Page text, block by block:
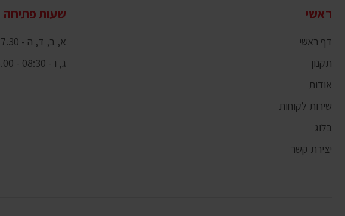
ראשי
דף ראשי
תקנון
אודות
שירות לקוחות
בלוג
יצירת קשר
שעות פתיחה
א, ב, ד, ה - 08:30-17.30
ג, ו - 08:30 - 13.00